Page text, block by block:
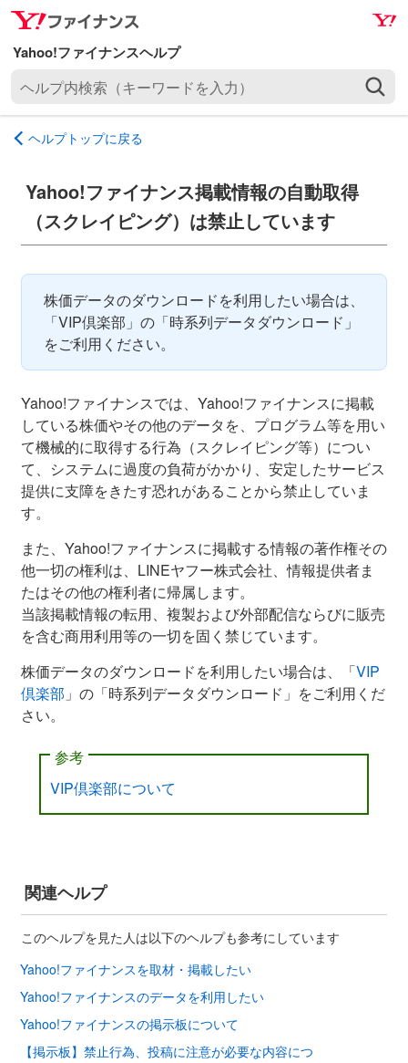
ナ
ビ
ゲ
ー
ョ
ン
ッ
メ
イ
ン
コ
テ
ン
キ
プ
プ
内
ワ
入
）
ヘルプトップに戻る
Yahoo!ファイナンス掲載情報の自動取得
（スクレイピング）は禁止しています
株価データのダウンロードを利用したい場合は、
「VIP倶楽部」の「時系列データダウンロード」
をご利用ください。
Yahoo!ファイナンスでは、Yahoo!ファイナンスに掲載
している株価やその他のデータを、プログラム等を用い
て機械的に取得する行為（スクレイピング等）につい
て、システムに過度の負荷がかかり、安定したサービス
提供に支障をきたす恐れがあることから禁止していま
す。
また、Yahoo!ファイナンスに掲載する情報の著作権その
他一切の権利は、LINEヤフー株式会社、情報提供者ま
たはその他の権利者に帰属します。
当該掲載情報の転用、複製および外部配信ならびに販売
を含む商用利用等の一切を固く禁じています。
株価データのダウンロードを利用したい場合は、「VIP
倶楽部 」の「時系列データダウンロード」をご利用くだ
さい。
参考
VIP倶楽部について
関連ヘルプ
このヘルプを見た人は以下のヘルプも参考にしています
Yahoo!ファイナンスを取材・掲載したい
Yahoo!ファイナンスのデータを利用したい
Yahoo!ファイナンスの掲示板について
【掲示板】禁止行為、投稿に注意が必要な内容につ